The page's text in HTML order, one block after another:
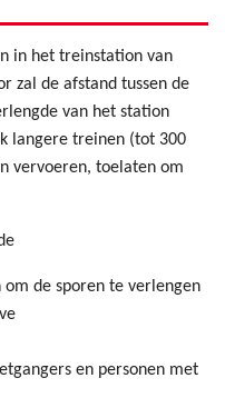
in het treinstation van
zal de afstand tussen de
van het station
langere treinen (tot 300
vervoeren, toelaten om
de sporen te verlengen
en personen met